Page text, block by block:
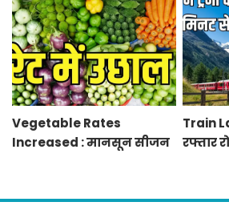
Vegetable Rates
Increased : मानसून सीजन
Train
रफ्तार